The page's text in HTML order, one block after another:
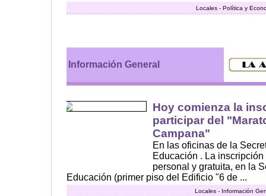
Locales - Política y
Información General
Hoy comienza la
participar del
Campana"
En las oficinas de la
Educación . La
personal y gratuita, en la
Educación (primer piso del Edificio "6 de ...
Locales - Información